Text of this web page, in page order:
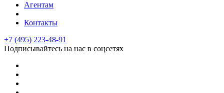
Агентам
Контакты
+7 (495) 223-48-91
Подписывайтесь на нас в соцсетях